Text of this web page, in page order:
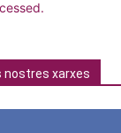
nostres xarxes